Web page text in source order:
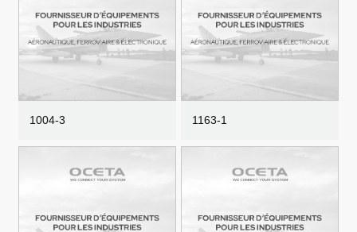
1004-3 1163-1